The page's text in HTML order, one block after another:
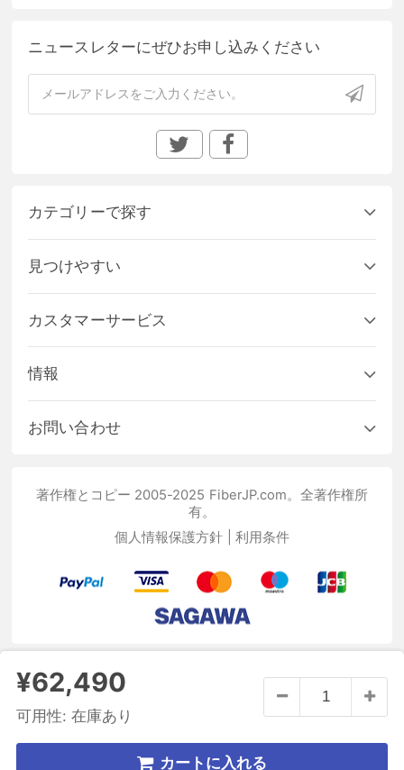
¥62,490
可用性: 在庫あり
カートに入れる
ニュースレターにぜひお申し込みください
カテゴリーで探す
見つけやすい
カスタマーサービス
情報
お問い合わせ
著作権とコピー 2005-2025 FiberJP.com。全著作権所
有。
個人情報保護方針
利用条件